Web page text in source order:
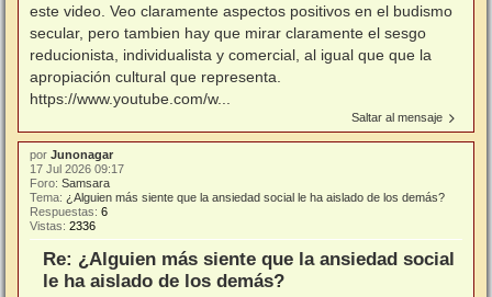
este video. Veo claramente aspectos positivos en el budismo
secular, pero tambien hay que mirar claramente el sesgo
reducionista, individualista y comercial, al igual que que la
apropiación cultural que representa.
https://www.youtube.com/w...
Saltar al mensaje
por Junonagar
17 Jul 2026 09:17
Foro: Samsara
Tema: ¿Alguien más siente que la ansiedad social le ha aislado de los demás?
Respuestas: 6
Vistas: 2336
Re: ¿Alguien más siente que la ansiedad social
le ha aislado de los demás?